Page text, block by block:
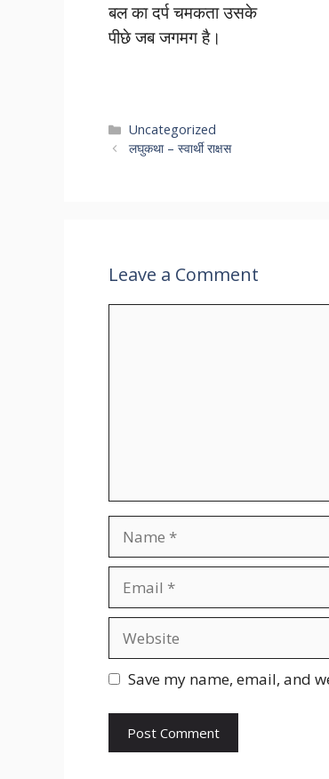
बल का दर्प चमकता उसके
पीछे जब जगमग है।
Categories
Uncategorized
लघुकथा – स्वार्थी राक्षस
Leave a Comment
Save my name, email, and